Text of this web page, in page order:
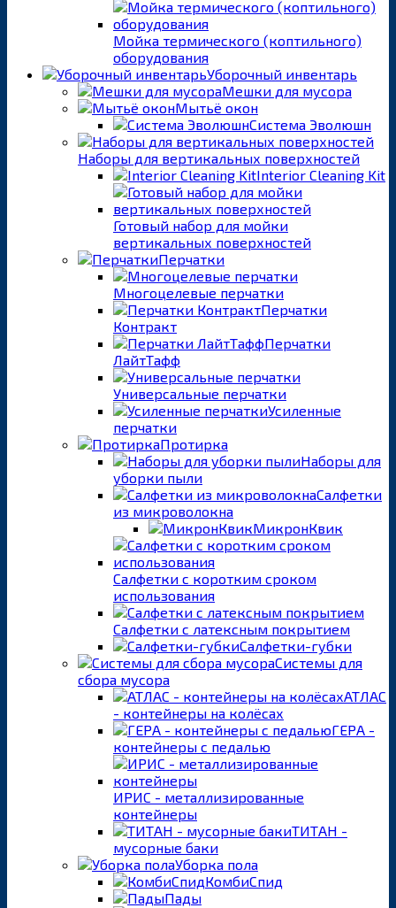
Мойка термического (коптильного)
оборудования
Уборочный инвентарь
Мешки для мусора
Мытьё окон
Система Эволюшн
Наборы для вертикальных поверхностей
Interior Cleaning Kit
Готовый набор для мойки
вертикальных поверхностей
Перчатки
Многоцелевые перчатки
Перчатки
Контракт
Перчатки
ЛайтТафф
Универсальные перчатки
Усиленные
перчатки
Протирка
Наборы для
уборки пыли
Салфетки
из микроволокна
МикронКвик
Салфетки с коротким сроком
использования
Салфетки с латексным покрытием
Салфетки-губки
Системы для
сбора мусора
АТЛАС
- контейнеры на колёсах
ГЕРА -
контейнеры с педалью
ИРИС - металлизированные
контейнеры
ТИТАН -
мусорные баки
Уборка пола
КомбиСпид
Пады